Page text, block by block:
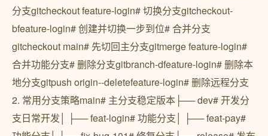
分支gitcheckout feature-login# 切换分支gitcheckout-
bfeature-login# 创建并切换一步到位# 合并分支
gitcheckout main# 先切回主分支gitmerge feature-login#
合并功能分支# 删除分支gitbranch-dfeature-login# 删除本
地分支gitpush origin--deletefeature-login# 删除远程分支
2. 常用分支策略main# 主分支稳定版本├── dev# 开发分
支日常开发│ ├── feat-login# 功能分支│ ├── feat-pay#